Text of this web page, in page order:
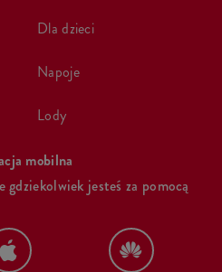
dla dzieci
napoje
lody
mobilna
gdziekolwiek jesteś za pomocą